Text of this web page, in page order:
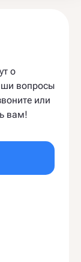
о
вопросы
или
вам!